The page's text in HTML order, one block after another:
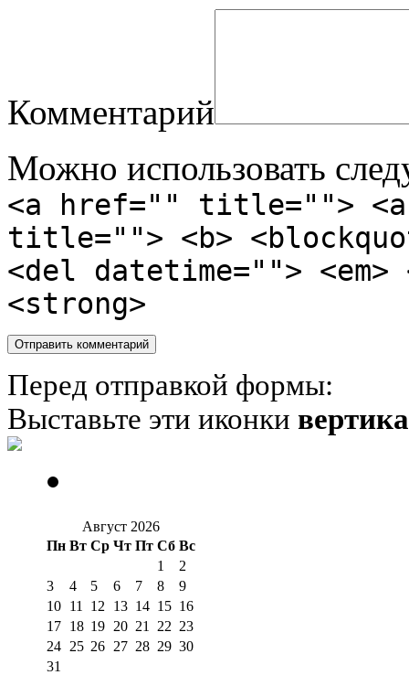
Комментарий
Можно использовать
<a href="" title="">
title=""> <b>
<del datetime="">
<strong>
Перед отправкой формы:
Выставьте эти иконки
Август 2026
Пн Вт Ср Чт Пт Сб Вс
1
2
3
4 5 6 7 8
9
10 11 12 13 14 15 16
17 18 19 20 21 22 23
24 25 26 27 28 29 30
31